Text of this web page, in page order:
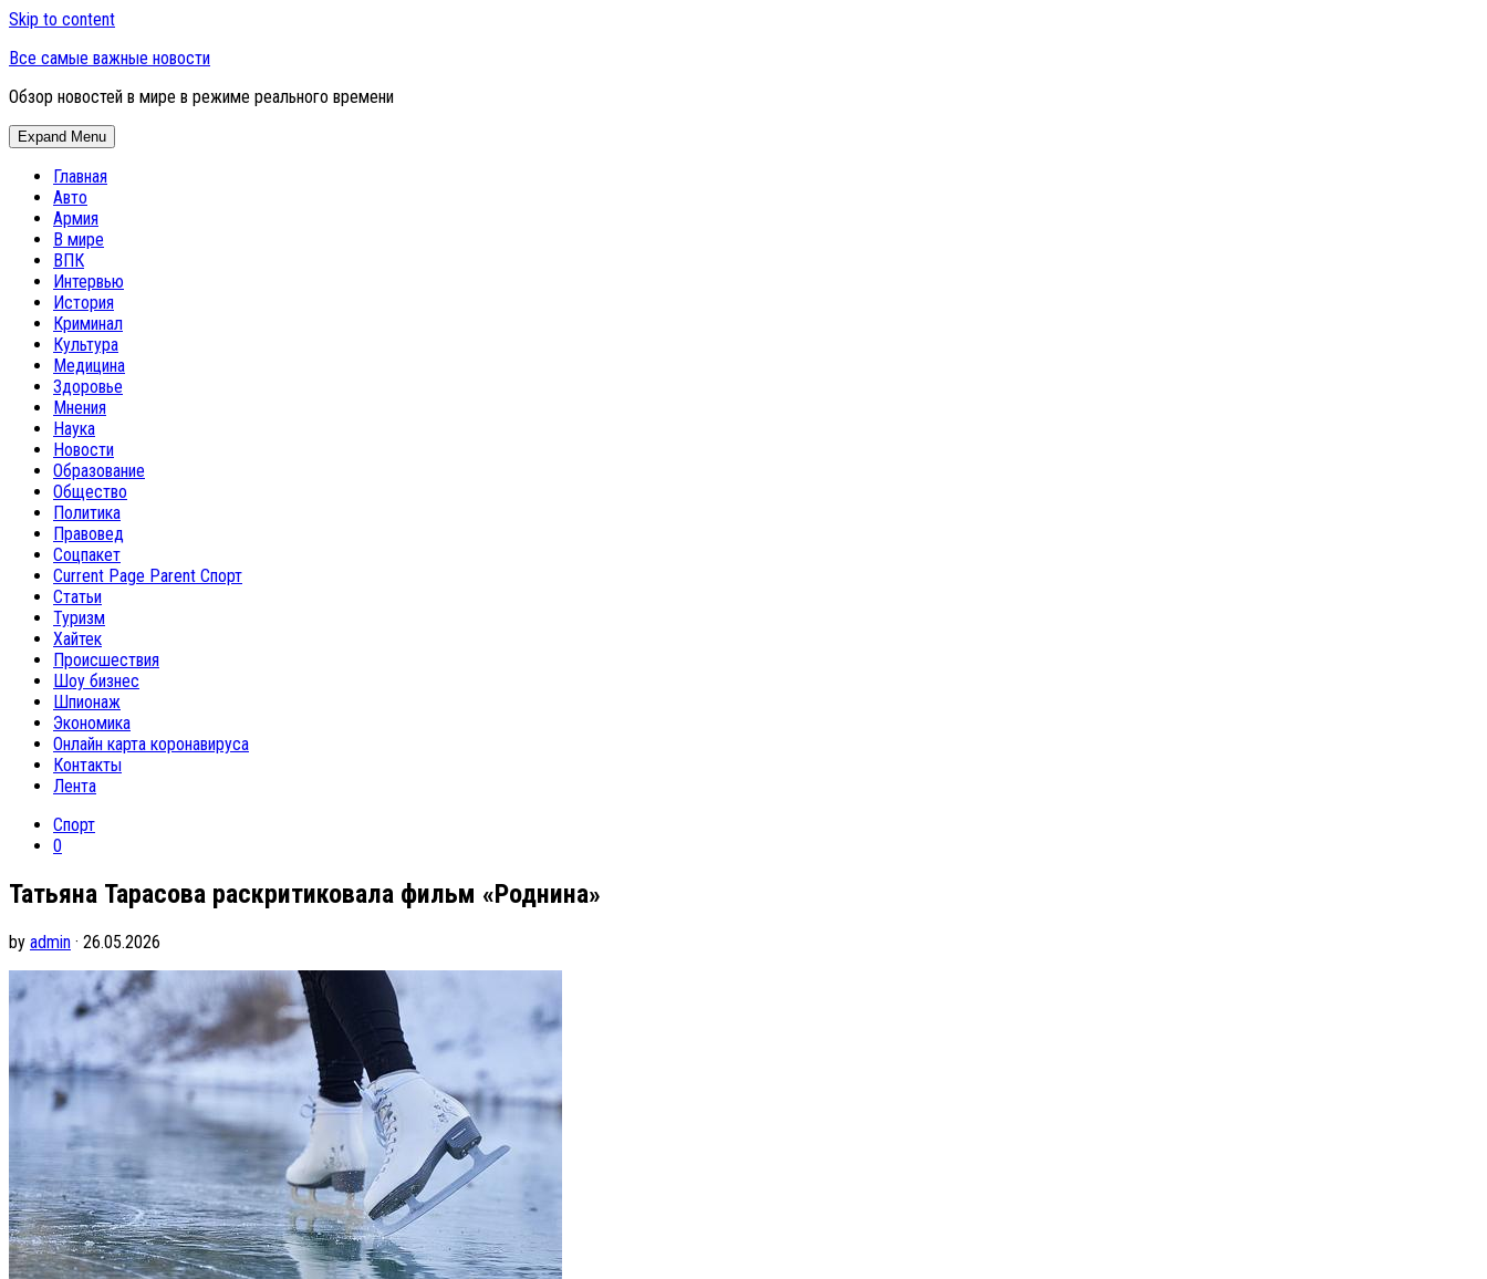
Skip to content
Все самые важные новости
Обзор новостей в мире в режиме реального времени
Expand Menu
Главная
Авто
Армия
В мире
ВПК
Интервью
История
Криминал
Культура
Медицина
Здоровье
Мнения
Наука
Новости
Образование
Общество
Политика
Правовед
Соцпакет
Current Page Parent Спорт
Статьи
Туризм
Хайтек
Происшествия
Шоу бизнес
Шпионаж
Экономика
Онлайн карта коронавируса
Контакты
Лента
Спорт
0
Татьяна Тарасова раскритиковала фильм «Роднина»
by admin · 26.05.2026